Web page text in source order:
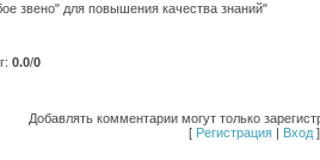
звено" для повышения качества знаний"
: 0.0/0
Добавлять комментарии могут только
[ Регистрация | Вход ]